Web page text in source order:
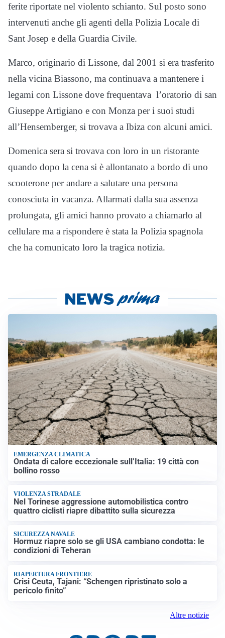
ferite riportate nel violento schianto. Sul posto sono
intervenuti anche gli agenti della Polizia Locale di
Sant Josep e della Guardia Civile.
Marco, originario di Lissone, dal 2001 si era trasferito
nella vicina Biassono, ma continuava a mantenere i
legami con Lissone dove frequentava l’oratorio di san
Giuseppe Artigiano e con Monza per i suoi studi
all’Hensemberger, si trovava a Ibiza con alcuni amici.
Domenica sera si trovava con loro in un ristorante
quando dopo la cena si è allontanato a bordo di uno
scooterone per andare a salutare una persona
conosciuta in vacanza. Allarmati dalla sua assenza
prolungata, gli amici hanno provato a chiamarlo al
cellulare ma a rispondere è stata la Polizia spagnola
che ha comunicato loro la tragica notizia.
EMERGENZA CLIMATICA
Ondata di calore eccezionale sull’Italia: 19 città con
bollino rosso
VIOLENZA STRADALE
Nel Torinese aggressione automobilistica contro
quattro ciclisti riapre dibattito sulla sicurezza
SICUREZZA NAVALE
Hormuz riapre solo se gli USA cambiano condotta: le
condizioni di Teheran
RIAPERTURA FRONTIERE
Crisi Ceuta, Tajani: “Schengen ripristinato solo a
pericolo finito”
Altre notizie